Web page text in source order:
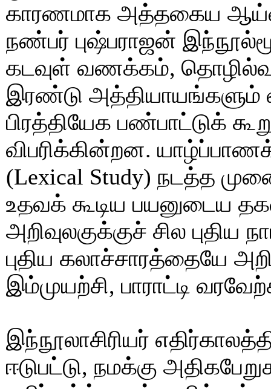
காரணமாக அத்தகைய
நண்பர் புஷ்பராஜன்
கடவுள் வணக்கம்,
இரண்டு அத்தியாயங்களும்
பிரத்தியேக பண்பாட்டுக்
விபரிக்கின்றன.
(Lexical Study) நடத்த
உதவக் கூடிய பயனுடைய
அறிவுலகுக்குச் சில புதிய
புதிய கலாச்சாரத்தையே
இம்முயற்சி, பாராட்டி
இந்நூலாசிரியர்
ஈடுபட்டு, நமக்கு